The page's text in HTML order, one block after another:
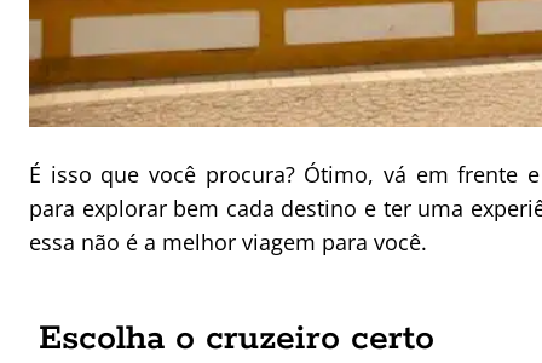
É isso que você procura? Ótimo, vá em frente
para explorar bem cada destino e ter uma
essa não é a melhor viagem para você.
Escolha o cruzeiro certo